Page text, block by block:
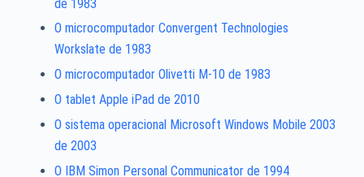
de 1983
O microcomputador Convergent Technologies
Workslate de 1983
O microcomputador Olivetti M-10 de 1983
O tablet Apple iPad de 2010
O sistema operacional Microsoft Windows Mobile 2003
de 2003
O IBM Simon Personal Communicator de 1994